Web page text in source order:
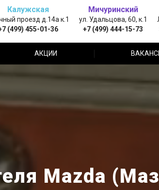
Калужская
проезд д.14а к.1
(499) 455-01-36
Мичуринский
ул. Удальцова, 60, к.1
+7 (499) 444-15-73
АКЦИИ
Mazda